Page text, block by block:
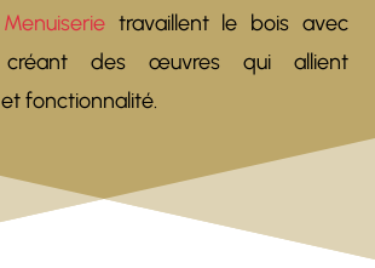
travaillent le bois avec
créant des œuvres qui allient
fonctionnalité.